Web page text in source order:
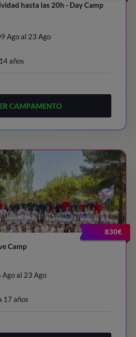
hasta las 20h - Day Camp
Ago al 23 Ago
años
CAMPAMENTO
830€
Camp
Ago al 23 Ago
17 años